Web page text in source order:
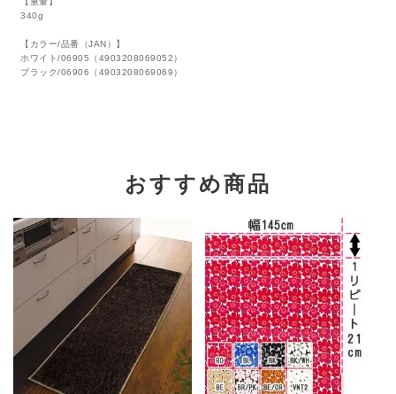
340g
【カラー/品番（JAN）】
ホワイト/06905（4903208069052）
ブラック/06906（4903208069069）
おすすめ商品